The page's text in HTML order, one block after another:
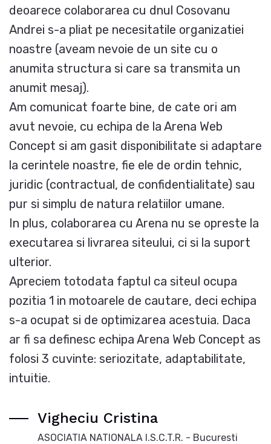
deoarece colaborarea cu dnul Cosovanu
Andrei s-a pliat pe necesitatile organizatiei
noastre (aveam nevoie de un site cu o
anumita structura si care sa transmita un
anumit mesaj).
Am comunicat foarte bine, de cate ori am
avut nevoie, cu echipa de la Arena Web
Concept si am gasit disponibilitate si adaptare
la cerintele noastre, fie ele de ordin tehnic,
juridic (contractual, de confidentialitate) sau
pur si simplu de natura relatiilor umane.
In plus, colaborarea cu Arena nu se opreste la
executarea si livrarea siteului, ci si la suport
ulterior.
Apreciem totodata faptul ca siteul ocupa
pozitia 1 in motoarele de cautare, deci echipa
s-a ocupat si de optimizarea acestuia. Daca
ar fi sa definesc echipa Arena Web Concept as
folosi 3 cuvinte: seriozitate, adaptabilitate,
intuitie.
Vigheciu Cristina
ASOCIATIA NATIONALA I.S.C.T.R. - Bucuresti